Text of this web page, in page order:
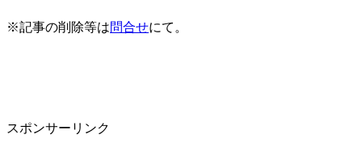
※記事の削除等は問合せにて。
スポンサーリンク